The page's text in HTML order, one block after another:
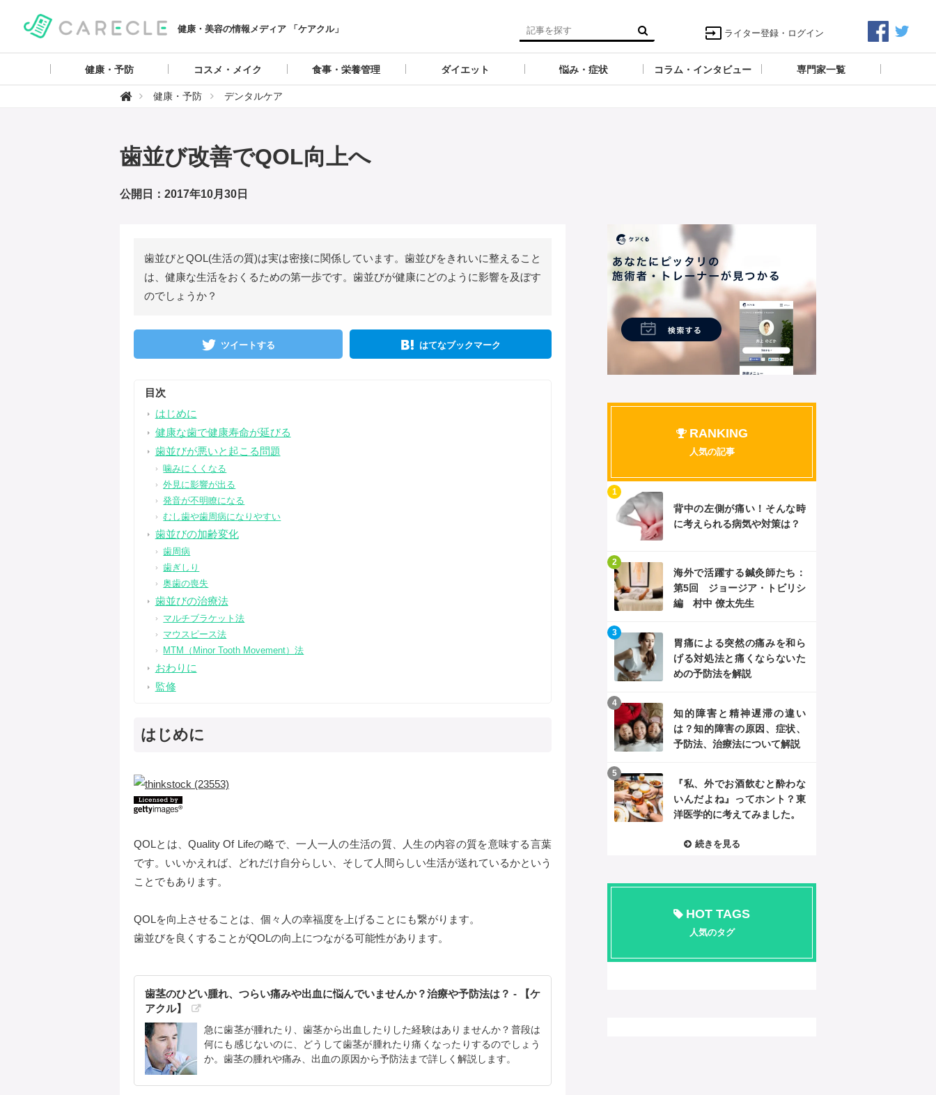
健康・美容の情報メディア 「ケアクル」 ライター登録・ログイン
健康・予防 コスメ・メイク 食事・栄養管理 ダイエット 悩み・症状 コラム・インタビュー 専門家一覧
【
】
健康・予防 デンタルケア
歯並び改善でQOL向上へ
公開日：2017年10月30日
歯並びとQOL(生活の質)は実は密接に関係しています。歯並びをきれいに整えること
は、健康な生活をおくるための第一歩です。歯並びが健康にどのように影響を及ぼす
のでしょうか？
ツイートする はてなブックマーク
目次
はじめに
健康な歯で健康寿命が延びる
歯並びが悪いと起こる問題
噛みにくくなる
外見に影響が出る
発音が不明瞭になる
むし歯や歯周病になりやすい
歯並びの加齢変化
歯周病
歯ぎしり
奥歯の喪失
歯並びの治療法
マルチブラケット法
マウスピース法
MTM（Minor Tooth Movement）法
おわりに
監修
はじめに
QOLとは、Quality Of Lifeの略で、一人一人の生活の質、人生の内容の質を意味する言葉
です。いいかえれば、どれだけ自分らしい、そして人間らしい生活が送れているかという
ことでもあります。
QOLを向上させることは、個々人の幸福度を上げることにも繋がります。
歯並びを良くすることがQOLの向上につながる可能性があります。
歯茎のひどい腫れ、つらい痛みや出血に悩んでいませんか？治療や予防法は？ - 【ケ
アクル】
急に歯茎が腫れたり、歯茎から出血したりした経験はありませんか？普段は
何にも感じないのに、どうして歯茎が腫れたり痛くなったりするのでしょう
か。歯茎の腫れや痛み、出血の原因から予防法まで詳しく解説します。
RANKING
人気の記事
背中の左側が痛い！そんな時
に考えられる病気や対策は？
1
海外で活躍する鍼灸師たち：
第5回 ジョージア・トビリシ
編 村中 僚太先生
2
胃痛による突然の痛みを和ら
げる対処法と痛くならないた
めの予防法を解説
3
知的障害と精神遅滞の違い
は？知的障害の原因、症状、
予防法、治療法について解説
4
『私、外でお酒飲むと酔わな
いんだよね』ってホント？東
洋医学的に考えてみました。
5
続きを見る
HOT TAGS
人気のタグ